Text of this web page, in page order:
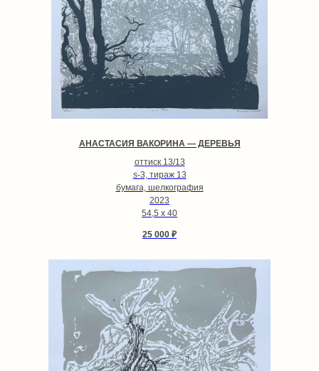
АНАСТАСИЯ ВАКОРИНА — ДЕРЕВЬЯ
оттиск 13/13
s-3, тираж 13
бумага, шелкография
2023
54,5 х 40
25 000 ₽